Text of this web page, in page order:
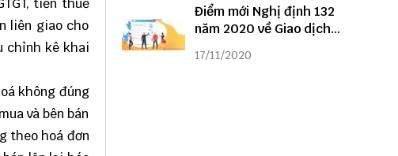
tiền thuế
liên giao cho
chỉnh kê khai
không đúng
và bên bán
theo hoá đơn
Điểm mới Nghị định 132
năm 2020 về Giao dịch
liên kết
17/11/2020